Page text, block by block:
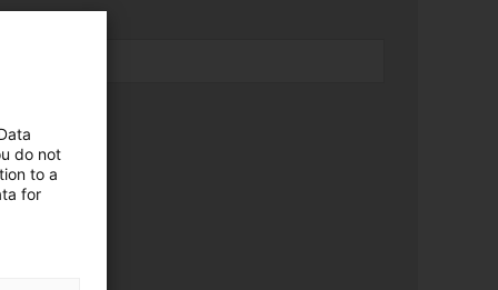
do not
to a
for